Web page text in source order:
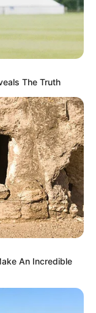
The Truth
An Incredible